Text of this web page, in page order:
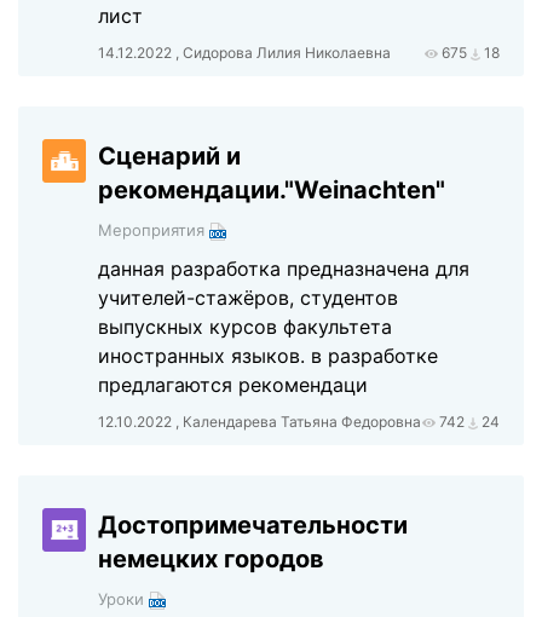
лист
14.12.2022 , Сидорова Лилия Николаевна 675 18
Сценарий и
рекомендации."Weinachten"
Мероприятия
данная разработка предназначена для
учителей-стажёров, студентов
выпускных курсов факультета
иностранных языков. в разработке
предлагаются рекомендаци
12.10.2022 , Календарева Татьяна Федоровна 742 24
Достопримечательности
немецких городов
Уроки